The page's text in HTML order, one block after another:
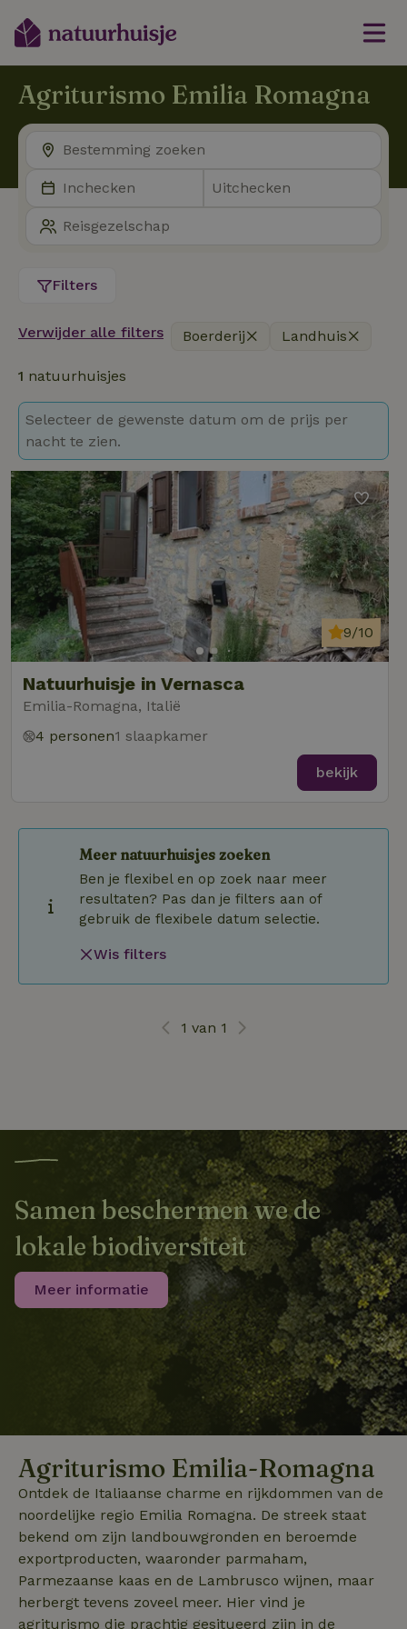
Agriturismo Emilia Romagna
Filters
Verwijder alle filters Boerderij Landhuis
1 natuurhuisjes
Selecteer de gewenste datum om de prijs per
nacht te zien.
Natuurhuisje in Vernasca
Emilia-Romagna, Italië
9/10
4 personen1 slaapkamer
bekijk
Meer natuurhuisjes zoeken
Ben je flexibel en op zoek naar meer
resultaten? Pas dan je filters aan of
gebruik de flexibele datum selectie.
Wis filters
1 van 1
Samen beschermen we de
lokale biodiversiteit
Meer informatie
Agriturismo Emilia-Romagna
Ontdek de Italiaanse charme en rijkdommen van de
noordelijke regio Emilia Romagna. De streek staat
bekend om zijn landbouwgronden en beroemde
exportproducten, waaronder parmaham,
Parmezaanse kaas en de Lambrusco wijnen, maar
herbergt tevens zoveel meer. Hier vind je
agriturismo die prachtig gesitueerd zijn in de